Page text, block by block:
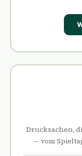
Drucksachen,
— vom